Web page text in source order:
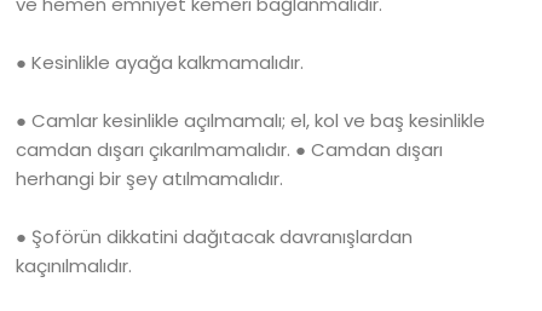
● Kesinlikle ayağa kalkmamalıdır.
● Camlar kesinlikle açılmamalı; el, kol ve baş kesinlikle
camdan dışarı çıkarılmamalıdır. ● Camdan dışarı
herhangi bir şey atılmamalıdır.
● Şoförün dikkatini dağıtacak davranışlardan
kaçınılmalıdır.